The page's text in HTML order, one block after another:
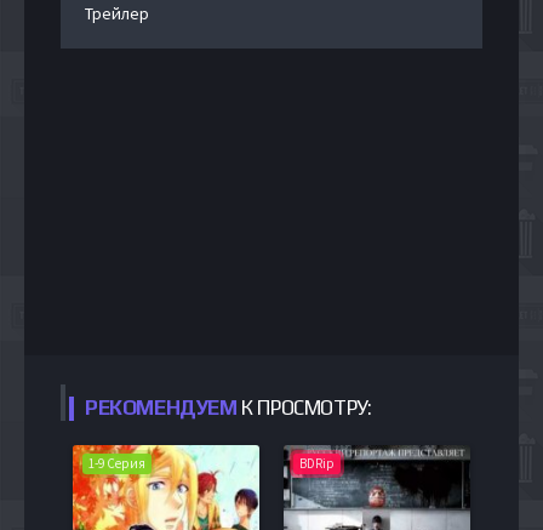
Трейлер
РЕКОМЕНДУЕМ К ПРОСМОТРУ:
1-9 Серия BDRip